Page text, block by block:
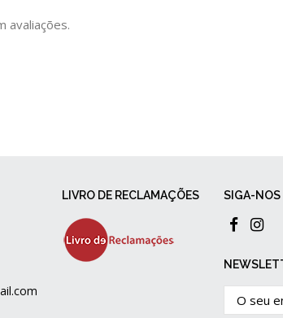
avaliações.
LIVRO DE RECLAMAÇÕES SIGA-NOS